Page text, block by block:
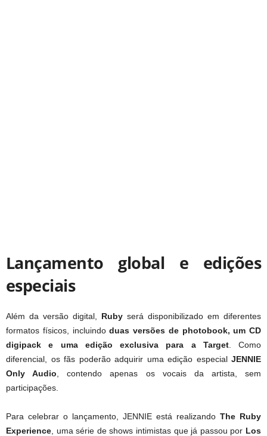
Lançamento global e edições
especiais
Além da versão digital, Ruby será disponibilizado em diferentes
formatos físicos, incluindoduas versões de photobook, um CD
digipack e uma edição exclusiva para a Target. Como
diferencial, os fãs poderão adquirir uma edição especial JENNIE
Only Audio , contendo apenas os vocais da artista, sem
participações.
Para celebrar o lançamento, JENNIE está realizando The Ruby
Experience , uma série de shows intimistas que já passou por Los